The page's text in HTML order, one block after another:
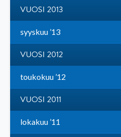
VUOSI 2013
syyskuu ’13
VUOSI 2012
toukokuu ’12
VUOSI 2011
lokakuu ’11